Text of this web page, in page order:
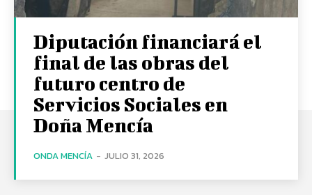
Diputación financiará el
final de las obras del
futuro centro de
Servicios Sociales en
Doña Mencía
ONDA MENCÍA - JULIO 31, 2026